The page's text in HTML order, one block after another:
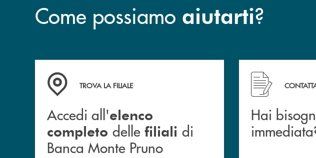
Come possiamo aiutarti?
Accedi all' elenco completo&nbsp; delle&nbsp; filiali&nbsp; di Banca
TROVA LA FILIALE
Accedi all'elenco
completo delle filiali di
Banca Monte Pruno
Hai bisogno di
Hai